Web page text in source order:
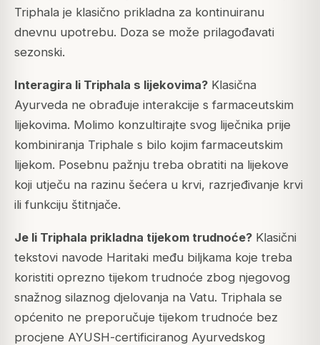
Triphala je klasično prikladna za kontinuiranu
dnevnu upotrebu. Doza se može prilagođavati
sezonski.
Interagira li Triphala s lijekovima? Klasična
Ayurveda ne obrađuje interakcije s farmaceutskim
lijekovima. Molimo konzultirajte svog liječnika prije
kombiniranja Triphale s bilo kojim farmaceutskim
lijekom. Posebnu pažnju treba obratiti na lijekove
koji utječu na razinu šećera u krvi, razrjeđivanje krvi
ili funkciju štitnjače.
Je li Triphala prikladna tijekom trudnoće? Klasični
tekstovi navode Haritaki među biljkama koje treba
koristiti oprezno tijekom trudnoće zbog njegovog
snažnog silaznog djelovanja na Vatu. Triphala se
općenito ne preporučuje tijekom trudnoće bez
procjene AYUSH-certificiranog Ayurvedskog